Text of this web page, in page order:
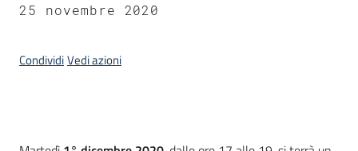
Seguici
25 novembre 2020
CondividiVedi azioni